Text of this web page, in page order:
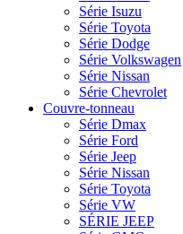
Série Isuzu
Série Toyota
Série Dodge
Série Volkswagen
Série Nissan
Série Chevrolet
Couvre-tonneau
Série Dmax
Série Ford
Série Jeep
Série Nissan
Série Toyota
Série VW
SÉRIE JEEP